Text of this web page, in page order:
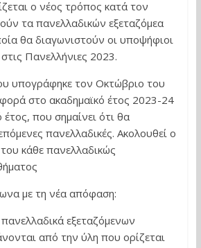
ο νέος τρόπος κατά τον
τα πανελλαδικών εξεταζόμεα
θα διαγωνιστούν οι υποψήφιοι
Πανελλήνιες 2023.
υπογράφηκε τον Οκτώβριο του
στο ακαδημαϊκό έτος 2023-24
έτος, που σημαίνει ότι θα
πανελλαδικές. Ακολουθεί ο
κάθε πανελλαδικώς
με τη νέα απόφαση:
εξεταζόμενων
από την ύλη που ορίζεται